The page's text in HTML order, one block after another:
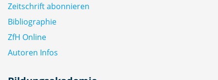
Zeitschrift abonnieren
Bibliographie
ZfH Online
Autoren Infos